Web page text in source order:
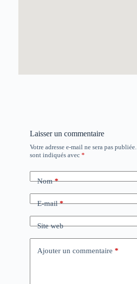
Laisser un commentaire
Votre adresse e-mail ne sera pas publiée.
sont indiqués avec *
Nom*
E-mail*
Site web
Ajouter un commentaire *